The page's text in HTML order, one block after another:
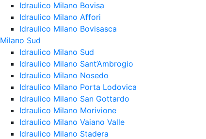
Idraulico Milano Bovisa
Idraulico Milano Affori
Idraulico Milano Bovisasca
Milano Sud
Idraulico Milano Sud
Idraulico Milano Sant’Ambrogio
Idraulico Milano Nosedo
Idraulico Milano Porta Lodovica
Idraulico Milano San Gottardo
Idraulico Milano Morivione
Idraulico Milano Vaiano Valle
Idraulico Milano Stadera